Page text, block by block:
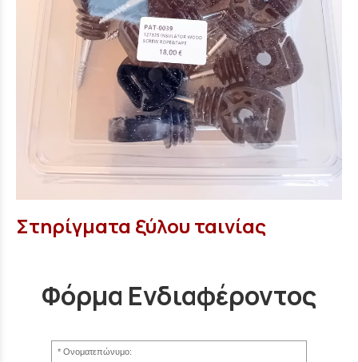
Στηρίγματα ξύλου ταινίας
Φόρμα Ενδιαφέροντος
Ονοματεπώνυμο: